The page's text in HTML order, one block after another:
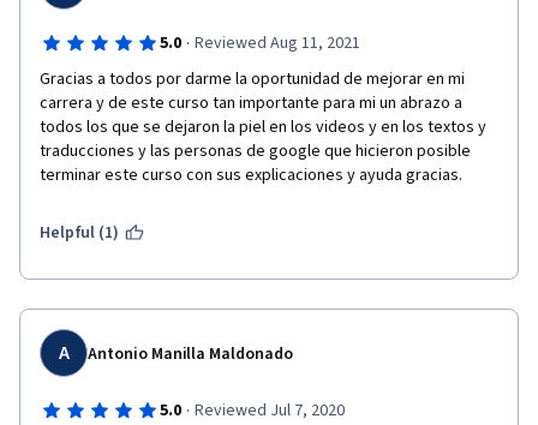
Este curso, me ha servido de poco. Además de pagar 2 meses,
tener problemas con los módulos 2, 3, 4, 5. Dudo que esto sirva
para trabajar en IT, salvo que tengas la oportunidad de entrar
en Amazon, y que tengas una oportunidad de entrar en el
departamento de IT y crecer desde dentro. Y ya evolucionar.
De lo contrario, sirve de poco.
5.0 · Reviewed Aug 11, 2021
Gracias a todos por darme la oportunidad de mejorar en mi
carrera y de este curso tan importante para mi un abrazo a
todos los que se dejaron la piel en los videos y en los textos y
traducciones y las personas de google que hicieron posible
terminar este curso con sus explicaciones y ayuda gracias.
Helpful (1)
A Antonio Manilla Maldonado
5.0 · Reviewed Jul 7, 2020